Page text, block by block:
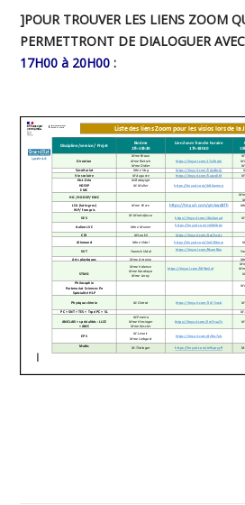
]POUR TROUVER LES LIENS ZOOM
PERMETTRONT DE DIALOGUER
17H00 à 20H00: